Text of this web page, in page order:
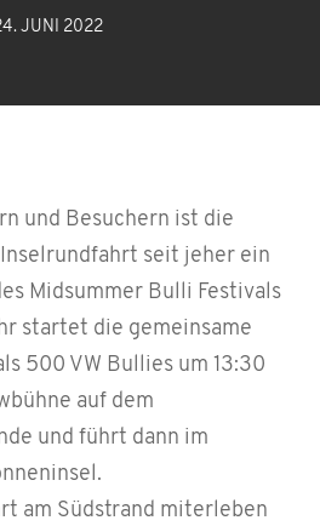
JUNI 2022
und Besuchern ist die
seit jeher ein
Midsummer Bulli Festivals
startet die gemeinsame
500 VW Bullies um 13:30
auf dem
und führt dann im
am Südstrand miterleben